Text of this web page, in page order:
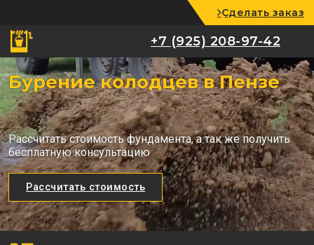
+7 (925) 208-97-42
Сделать заказ
+7 (925) 208-97-42
Бурение колодцев в Пензе
Рассчитать стоимость фундамента, а так же получить
бесплатную консультацию
Рассчитать стоимость